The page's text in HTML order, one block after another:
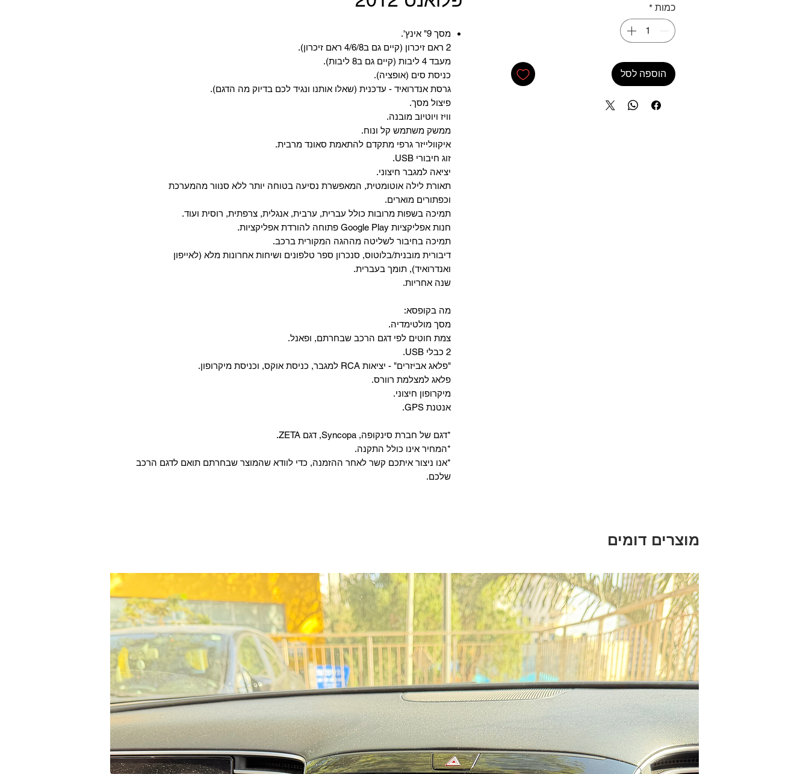
מסך 9" אינץ'.
2 ראם זיכרון (קיים גם ב4/6/8 ראם זיכרון).
מעבד 4 ליבות (קיים גם ב8 ליבות).
כניסת סים (אופציה).
גרסת אנדרואיד - עדכנית (שאלו אותנו ונגיד לכם בדיוק מה הדגם).
פיצול מסך.
וויז ויוטיוב מובנה.
ממשק משתמש קל ונוח.
איקוולייזר גרפי מתקדם להתאמת סאונד מרבית.
זוג חיבורי USB.
יציאה למגבר חיצוני.
תאורת לילה אוטומטית, המאפשרת נסיעה בטוחה יותר ללא סנוור מהמערכת
וכפתורים מוארים.
תמיכה בשפות מרובות כולל עברית, ערבית, אנגלית, צרפתית, רוסית ועוד.
‏חנות אפליקציות Google Play פתוחה להורדת אפליקציות.
‏תמיכה בחיבור לשליטה מההגה המקורית ברכב.
‏דיבורית מובנית/בלוטוס, ‏סנכרון ספר טלפונים ושיחות אחרונות מלא (לאייפון
ואנדרואיד), תומך בעברית.
שנה אחריות.
מה בקופסא:
מסך מולטימדיה.
צמת חוטים לפי דגם הרכב שבחרתם, ופאנל.
2 כבלי USB.
"פלאג אביזרים" - יציאות RCA למגבר, כניסת אוקס, וכניסת מיקרופון.
פלאג למצלמת רוורס.
מיקרופון חיצוני.
אנטנת GPS.
*דגם של חברת סינקופה, Syncopa, דגם ZETA.
*המחיר אינו כולל התקנה.
*אנו ניצור איתכם קשר לאחר ההזמנה, כדי לוודא שהמוצר שבחרתם תואם לדגם הרכב
שלכם.
כמות *
הוספה לסל
מוצרים דומים